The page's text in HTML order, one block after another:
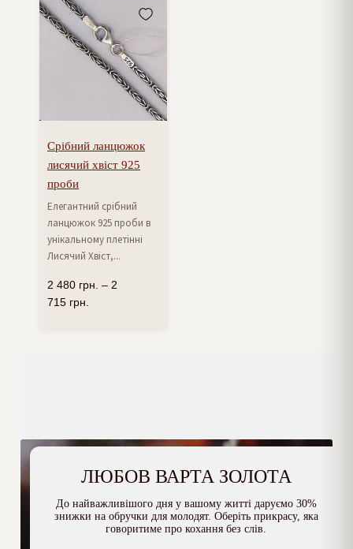
Срібний ланцюжок
лисячий хвіст 925
проби
Елегантний срібний
ланцюжок 925 проби в
унікальному плетінні
Лисячий Хвіст,...
2 480 грн. – 2
715 грн.
ЛЮБОВ ВАРТА ЗОЛОТА
До найважливішого дня у вашому житті даруємо 30%
знижки на обручки для молодят. Оберіть прикрасу, яка
говоритиме про кохання без слів.